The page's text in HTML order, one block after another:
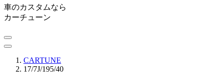
車のカスタムなら
カーチューン
CARTUNE
17/7J/195/40